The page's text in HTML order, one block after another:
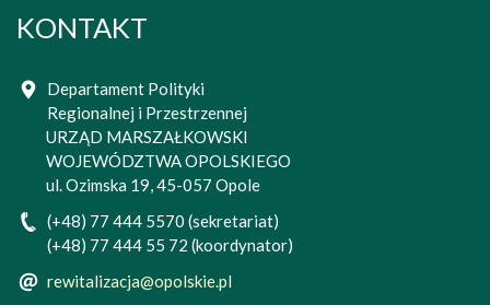
KONTAKT
Departament Polityki
Regionalnej i Przestrzennej
URZĄD MARSZAŁKOWSKI
WOJEWÓDZTWA OPOLSKIEGO
ul. Ozimska 19, 45-057 Opole
(+48) 77 444 5570 (sekretariat)
(+48) 77 444 55 72 (koordynator)
rewitalizacja@opolskie.pl